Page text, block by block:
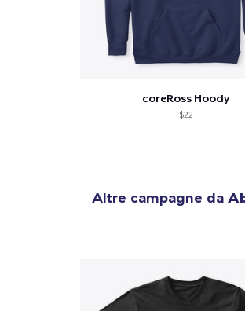
coreRoss Hoody
$22
Altre campagne da